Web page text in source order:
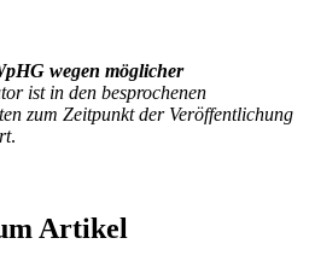
wegen möglicher
ist in den besprochenen
zum Zeitpunkt der Veröffentlichung
.
Artikel